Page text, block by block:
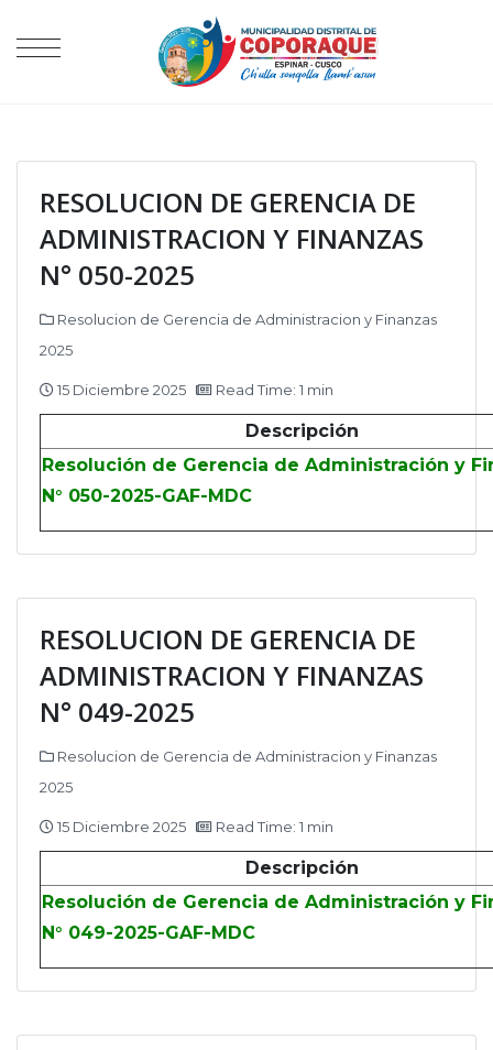
RESOLUCION DE GERENCIA DE
ADMINISTRACION Y FINANZAS
N° 050-2025
Resolucion de Gerencia de Administracion y Finanzas
2025
15 Diciembre 2025 Read Time: 1 min
Descripción
Resolución de Gerencia de Administración y
N° 050-2025-GAF-MDC
RESOLUCION DE GERENCIA DE
ADMINISTRACION Y FINANZAS
N° 049-2025
Resolucion de Gerencia de Administracion y Finanzas
2025
15 Diciembre 2025 Read Time: 1 min
Descripción
Resolución de Gerencia de Administración y
N° 049-2025-GAF-MDC